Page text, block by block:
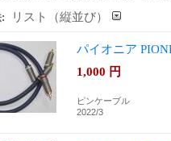
リスト（縦並び）
パイオニア
1,000 円
ピンケーブル
2022/3